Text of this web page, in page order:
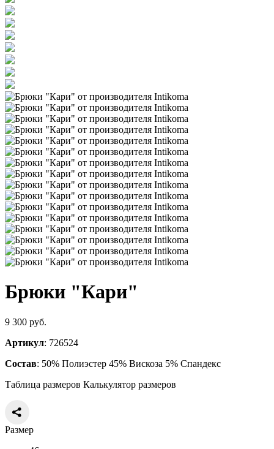
Брюки "Кари"
9 300 руб.
Артикул: 726524
Состав: 50% Полиэстер 45% Вискоза 5% Спандекс
Таблица размеров Калькулятор размеров
Размер